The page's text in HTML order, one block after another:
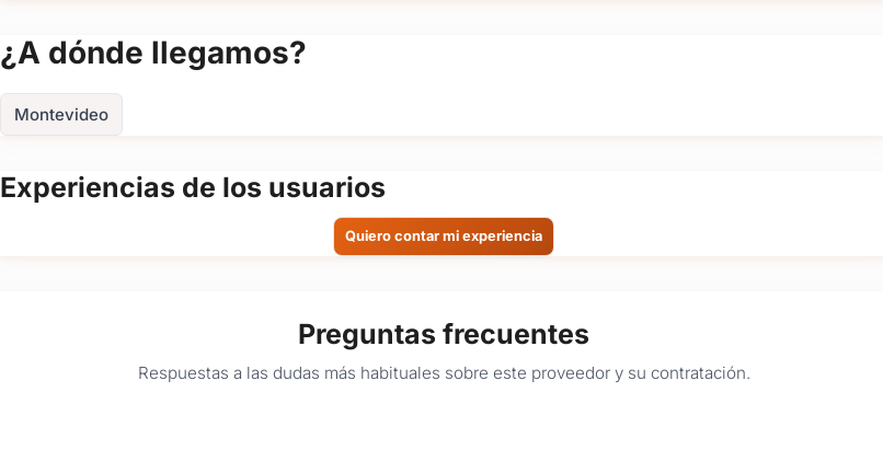
¿A dónde llegamos?
Montevideo
Experiencias de los usuarios
Quiero contar mi experiencia
Preguntas frecuentes
Respuestas a las dudas más habituales sobre este proveedor y su contratación.